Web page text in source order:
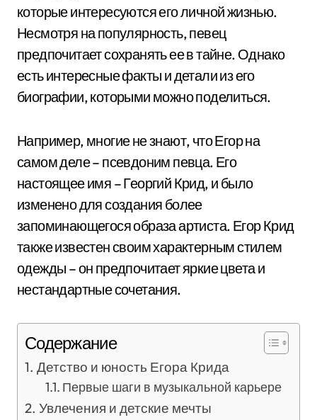
которые интересуются его личной жизнью.
Несмотря на популярность, певец
предпочитает сохранять ее в тайне. Однако
есть интересные факты и детали из его
биографии, которыми можно поделиться.
Например, многие не знают, что Егор на
самом деле – псевдоним певца. Его
настоящее имя – Георгий Крид, и было
изменено для создания более
запоминающегося образа артиста. Егор Крид
также известен своим характерным стилем
одежды – он предпочитает яркие цвета и
нестандартные сочетания.
Содержание
Детство и юность Егора Крида
Первые шаги в музыкальной карьере
Увлечения и детские мечты